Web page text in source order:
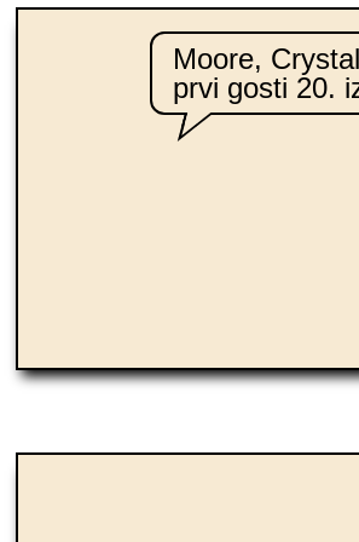
Moore,
prvi gosti 20.